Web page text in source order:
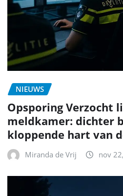
NIEUWS
Opsporing Verzocht
meldkamer: dichter
kloppende hart van
Miranda de Vrij nov